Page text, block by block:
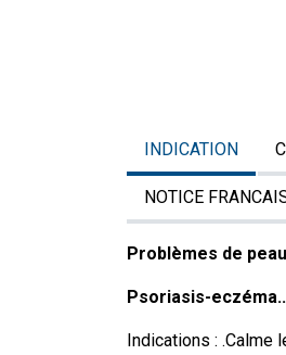
INDICATION
NOTICE
Problèmes de
Psoriasis-
Indications : .Calme